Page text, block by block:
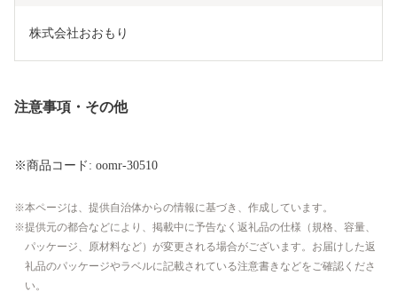
株式会社おおもり
注意事項・その他
※商品コード: oomr-30510
本ページは、提供自治体からの情報に基づき、作成しています。
提供元の都合などにより、掲載中に予告なく返礼品の仕様（規格、容量、
パッケージ、原材料など）が変更される場合がございます。お届けした返
礼品のパッケージやラベルに記載されている注意書きなどをご確認くださ
い。